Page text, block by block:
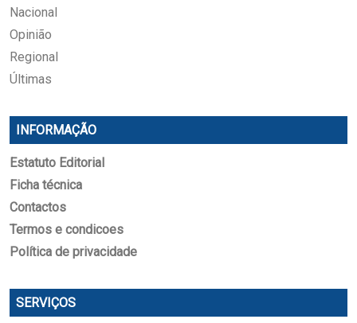
Nacional
Opinião
Regional
Últimas
INFORMAÇÃO
Estatuto Editorial
Ficha técnica
Contactos
Termos e condicoes
Política de privacidade
SERVIÇOS